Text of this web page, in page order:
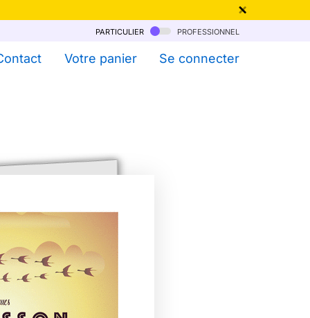
particulier professionnel
Votre panier Se connecter